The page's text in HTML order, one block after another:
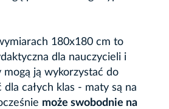
180x180 cm to
dla nauczycieli i
ją wykorzystać do
całych klas - maty są na
może swobodnie na